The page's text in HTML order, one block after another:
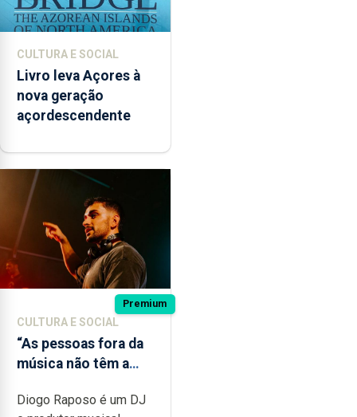
CULTURA E SOCIAL
Livro leva Açores à
nova geração
açordescendente
Premium
CULTURA E SOCIAL
“As pessoas fora da
música não têm a
é produzir uma
Diogo Raposo é um DJ